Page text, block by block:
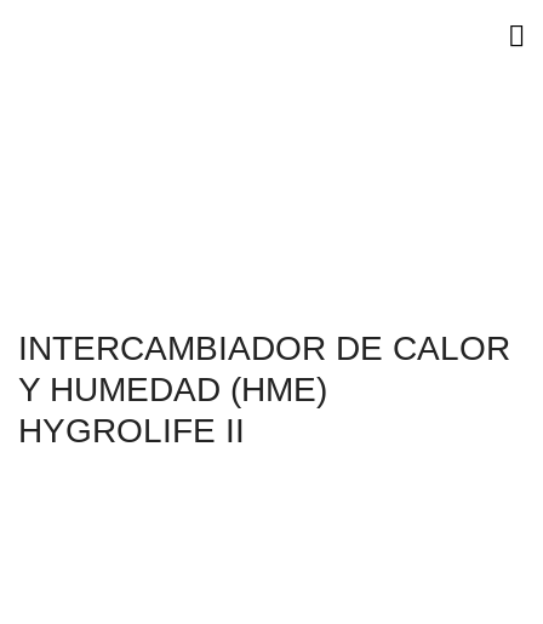
INTERCAMBIADOR DE CALOR
Y HUMEDAD (HME)
HYGROLIFE II